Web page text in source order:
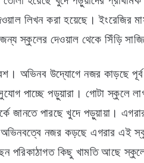
লিখন করা হয়েছে। ইংরেজির
স্কুলের দেওয়াল থেকে সিঁড়ি
অভিনব উদ্যোগে নজর কাড়ছে
পাচ্ছে পড়ুয়ারা। গোটা স্কুলে
জানতে পারছে খুদে পড়ুয়ায়া।
নজর কড়ছে এগরার এই
পরিকাঠাগত কিছু খামতি আছে